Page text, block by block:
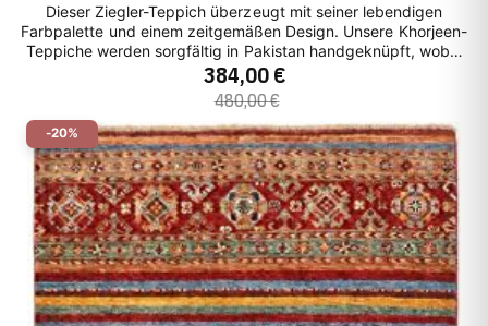
Dieser Ziegler-Teppich überzeugt mit seiner lebendigen
Farbpalette und einem zeitgemäßen Design. Unsere Khorjeen-
Teppiche werden sorgfältig in Pakistan handgeknüpft, wobei
die reinen Naturfarben und die erstklassige Schafswolle aus
Afghanistan stammen. Die verspielten Muster, insbesondere
die floralen Motive, sind kunstvoll integriert. Trotz seiner
lebhaften Farben strahlt dieser Teppich eine beruhigende
Aura aus und verleiht jedem Raum eine belebende
Atmosphäre.
384,00 €
480,00 €
-20%